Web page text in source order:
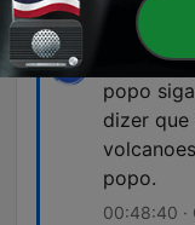
coloniais.
o
popo
dizer que
popo.
00:48:40 ·